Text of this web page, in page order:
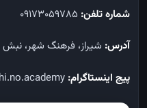
شماره تلفن:
آدرس: شیراز، فرهنگ شهر، نبش
پیج اینستاگرام: